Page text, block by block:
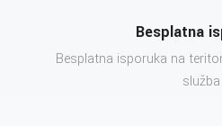
Besplatna
Besplatna isporuka na
služba